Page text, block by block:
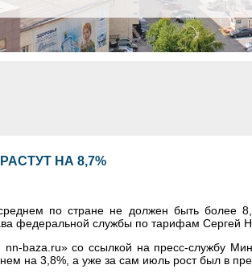
НА 8,7%
по стране не должен быть более
федеральной службы по тарифам Сергей
baza.ru» со ссылкой на пресс-службу
на 3,8%, а уже за сам июль рост был в